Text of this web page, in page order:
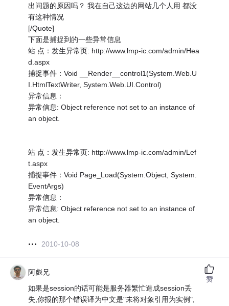
出问题的原因吗？ 我在自己这边的网站几个人用 都没
有这种情况
[/Quote]
下面是捕捉到的一些异常信息
站 点：发生异常页: http://www.lmp-ic.com/admin/Hea
d.aspx
捕捉事件：Void __Render__control1(System.Web.U
I.HtmlTextWriter, System.Web.UI.Control)
异常信息：
异常信息: Object reference not set to an instance of
an object.
站 点：发生异常页: http://www.lmp-ic.com/admin/Lef
t.aspx
捕捉事件：Void Page_Load(System.Object, System.
EventArgs)
异常信息：
异常信息: Object reference not set to an instance of
an object.
2010-10-08
阿彪兄
如果是session的话可能是服务器繁忙造成session丢
失,你报的那个错误译为中文是"未将对象引用为实例",
赞